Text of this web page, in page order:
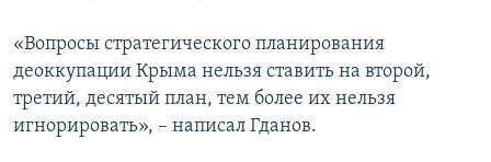
УКРАИНСКАЯ ПРОБЛЕМА КРЫМА
Все сайты RFE/RL
«Вопросы стратегического планирования
деоккупации Крыма нельзя ставить на второй,
третий, десятый план, тем более их нельзя
игнорировать», – написал Гданов.